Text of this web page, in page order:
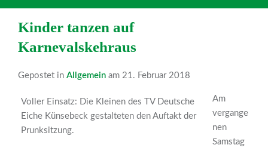
Kinder tanzen auf
Karnevalskehraus
Gepostet in Allgemein am 21. Februar 2018
Voller Einsatz: Die Kleinen des TV Deutsche
Eiche Künsebeck gestalteten den Auftakt der
Prunksitzung.
Am
vergange
nen
Samstag